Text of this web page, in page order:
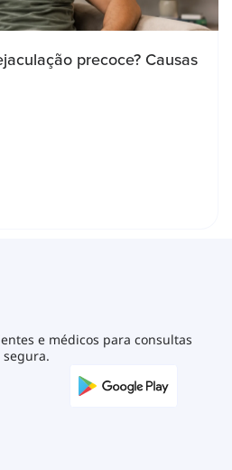
precoce? Causas
e médicos para consultas